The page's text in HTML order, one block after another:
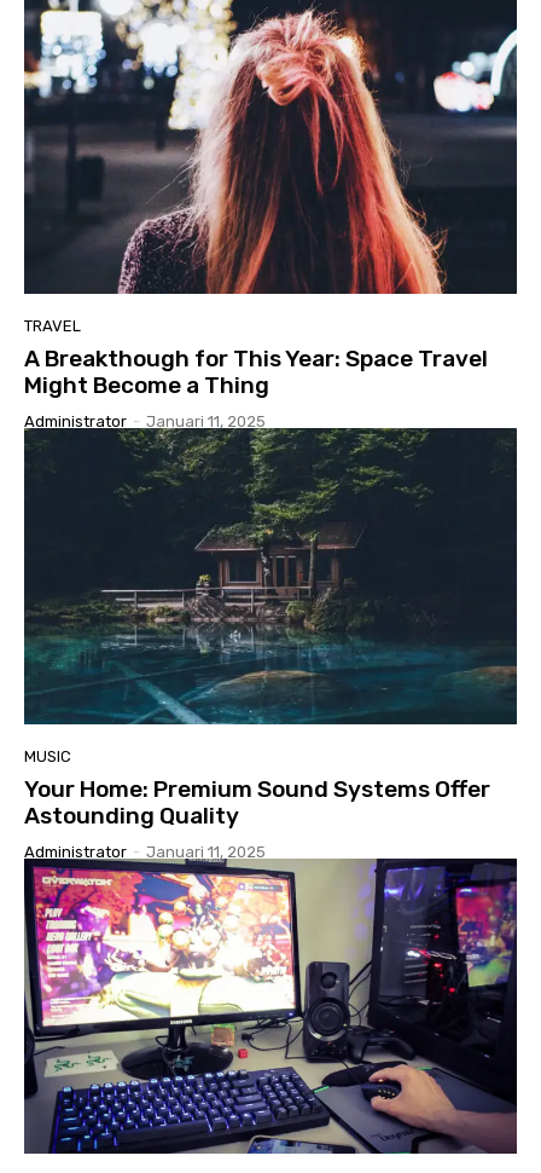
TRAVEL
A Breakthough for This Year: Space Travel
Might Become a Thing
Administrator - Januari 11, 2025
MUSIC
Your Home: Premium Sound Systems Offer
Astounding Quality
Administrator - Januari 11, 2025